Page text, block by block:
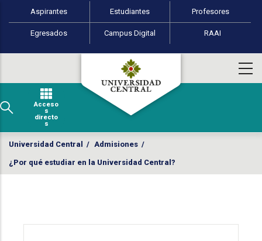
Pasar al contenido principal
Perfiles de usuario
Aspirantes Estudiantes Profesores
Egresados Campus Digital RAAI
Acceso
s
directo
s
Universidad Central / Admisiones /
¿Por qué estudiar en la Universidad Central?